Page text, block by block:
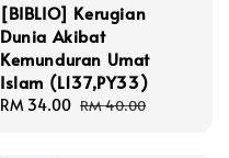
[BIBLIO] Kerugian
Dunia Akibat
Kemunduran Umat
Islam (L137,PY33)
Sale
RM 34.00 Regular
RM 40.00